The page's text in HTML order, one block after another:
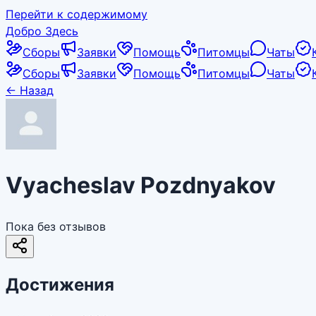
Перейти к содержимому
Добро Здесь
Сборы
Заявки Помощь Питомцы Чаты
Сборы
Заявки Помощь Питомцы Чаты
← Назад
Vyacheslav Pozdnyakov
Пока без отзывов
Достижения